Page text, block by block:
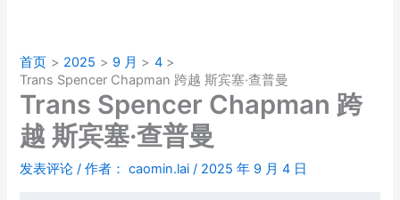
首页 2025 9 月
4
Trans Spencer Chapman 跨越 斯宾塞·查普曼
Trans Spencer Chapman 跨
越 斯宾塞·查普曼
发表评论 / 作者： caomin.lai/ 2025 年 9 月 4 日